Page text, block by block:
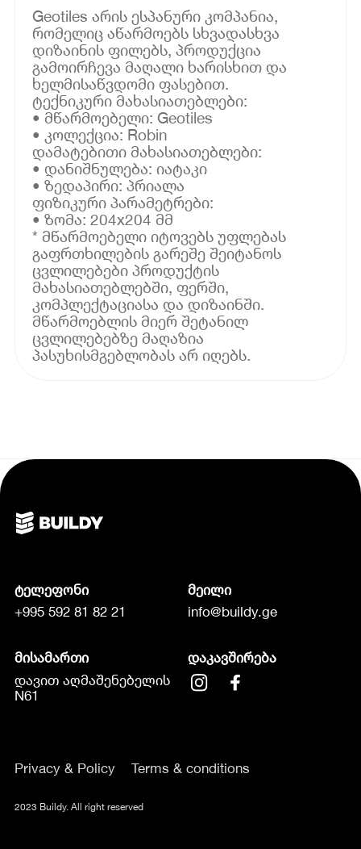
Geotiles არის ესპანური კომპანია,
რომელიც აწარმოებს სხვადასხვა
დიზაინის ფილებს, პროდუქცია
გამოირჩევა მაღალი ხარისხით და
ხელმისაწვდომი ფასებით.
ტექნიკური მახასიათებლები:
• მწარმოებელი: Geotiles
• კოლექცია: Robin
დამატებითი მახასიათებლები:
• დანიშნულება: იატაკი
• ზედაპირი: პრიალა
ფიზიკური პარამეტრები:
• ზომა: 204x204 მმ
* მწარმოებელი იტოვებს უფლებას
გაფრთხილების გარეშე შეიტანოს
ცვლილებები პროდუქტის
მახასიათებლებში, ფერში,
კომპლექტაციასა და დიზაინში.
მწარმოებლის მიერ შეტანილ
ცვლილებებზე მაღაზია
პასუხისმგებლობას არ იღებს.
ტელეფონი
+995 592 81 82 21
მეილი
info@buildy.ge
მისამართი
დავით აღმაშენებელის
N61
დაკავშირება
Privacy & Policy Terms & conditions
2023 Buildy. All right reserved